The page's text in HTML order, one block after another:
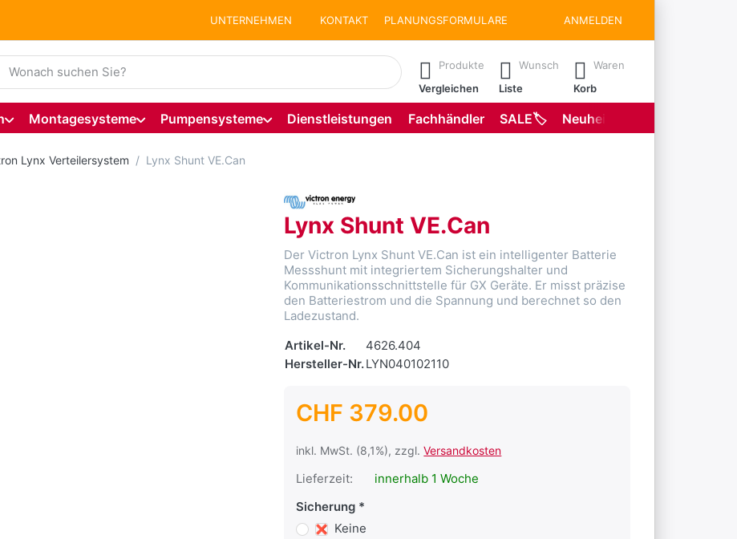
UNTERNEHMEN KONTAKT PLANUNGSFORMULARE ANMELDEN
Sie einen Suchbegriff ein. Während Sie tippen, erscheinen automatisch erste Ergebnisse. Drücken Sie die Eingabetaste, um
Produkte
Vergleichen
Wunsch
Liste
Waren
Korb
Montagesysteme Pumpensysteme Dienstleistungen Fachhändler SALE🏷️ Neuheiten
Lynx Verteilersystem Lynx Shunt VE.Can
Lynx Shunt VE.Can
Der Victron Lynx Shunt VE.Can ist ein intelligenter Batterie
Messshunt mit integriertem Sicherungshalter und
Kommunikationsschnittstelle für GX Geräte. Er misst präzise
den Batteriestrom und die Spannung und berechnet so den
Ladezustand.
Artikel-Nr.
4626.404
Hersteller-Nr.LYN040102110
CHF 379.00
inkl. MwSt. (8,1%), zzgl.Versandkosten
Lieferzeit:
innerhalb 1 Woche
Sicherung
Keine